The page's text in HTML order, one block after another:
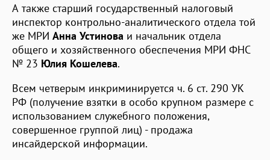
А также старший государственный налоговый
инспектор контрольно-аналитического отдела той
же МРИ Анна Устинова и начальник отдела
общего и хозяйственного обеспечения МРИ ФНС
№ 23 Юлия Кошелева.
Всем четверым инкриминируется ч. 6 ст. 290 УК
РФ (получение взятки в особо крупном размере с
использованием служебного положения,
совершенное группой лиц) - продажа
инсайдерской информации.